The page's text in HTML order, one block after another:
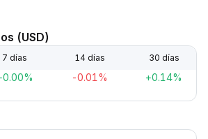
(USD)
7 días 14 días 30 días
-0.01% +0.14%